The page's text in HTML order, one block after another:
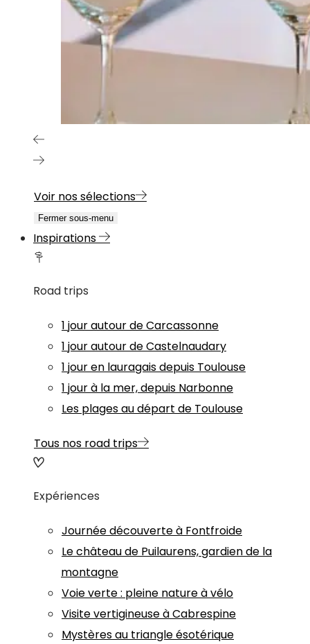
Voir nos sélections
Fermer sous-menu
Inspirations
Road trips
1 jour autour de Carcassonne
1 jour autour de Castelnaudary
1 jour en lauragais depuis Toulouse
1 jour à la mer, depuis Narbonne
Les plages au départ de Toulouse
Tous nos road trips
Expériences
Journée découverte à Fontfroide
Le château de Puilaurens, gardien de la
montagne
Voie verte : pleine nature à vélo
Visite vertigineuse à Cabrespine
Mystères au triangle ésotérique